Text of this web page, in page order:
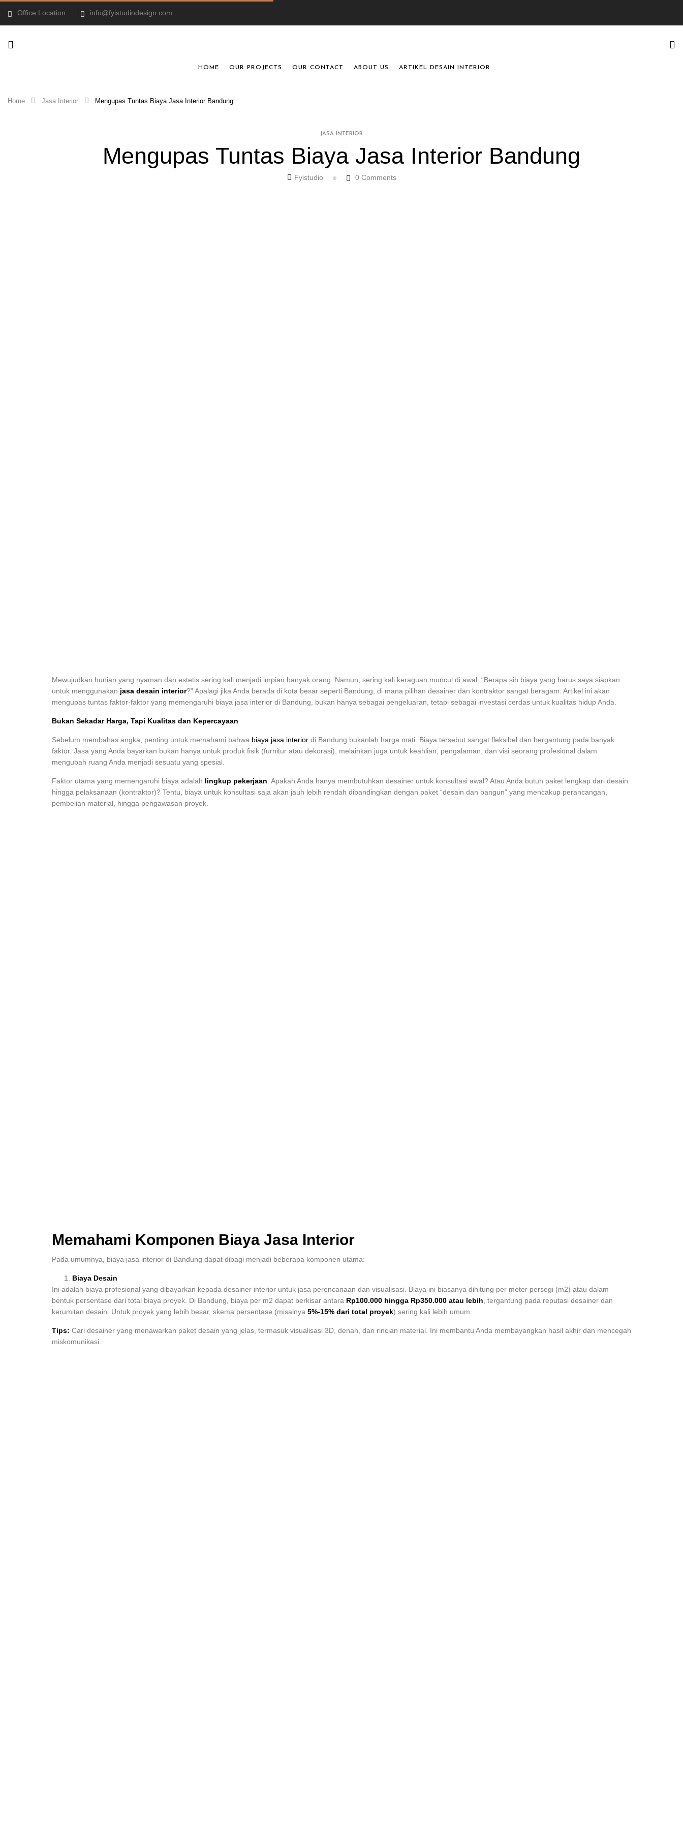
Office Location info@fyistudiodesign.com
HOME OUR PROJECTS OUR CONTACT ABOUT US ARTIKEL DESAIN INTERIOR
Home Jasa Interior Mengupas Tuntas Biaya Jasa Interior Bandung
JASA INTERIOR
Mengupas Tuntas Biaya Jasa Interior Bandung
Fyistudio 0Comments
Mewujudkan hunian yang nyaman dan estetis sering kali menjadi impian banyak orang. Namun, sering kali keraguan muncul di awal: “Berapa sih biaya yang harus saya siapkan
untuk menggunakan jasa desain interior?” Apalagi jika Anda berada di kota besar seperti Bandung, di mana pilihan desainer dan kontraktor sangat beragam. Artikel ini akan
mengupas tuntas faktor-faktor yang memengaruhi biaya jasa interior di Bandung, bukan hanya sebagai pengeluaran, tetapi sebagai investasi cerdas untuk kualitas hidup Anda.
Bukan Sekadar Harga, Tapi Kualitas dan Kepercayaan
Sebelum membahas angka, penting untuk memahami bahwa biaya jasa interior di Bandung bukanlah harga mati. Biaya tersebut sangat fleksibel dan bergantung pada banyak
faktor. Jasa yang Anda bayarkan bukan hanya untuk produk fisik (furnitur atau dekorasi), melainkan juga untuk keahlian, pengalaman, dan visi seorang profesional dalam
mengubah ruang Anda menjadi sesuatu yang spesial.
Faktor utama yang memengaruhi biaya adalah lingkup pekerjaan . Apakah Anda hanya membutuhkan desainer untuk konsultasi awal? Atau Anda butuh paket lengkap dari desain
hingga pelaksanaan (kontraktor)? Tentu, biaya untuk konsultasi saja akan jauh lebih rendah dibandingkan dengan paket “desain dan bangun” yang mencakup perancangan,
pembelian material, hingga pengawasan proyek.
Memahami Komponen Biaya Jasa Interior
Pada umumnya, biaya jasa interior di Bandung dapat dibagi menjadi beberapa komponen utama:
Biaya Desain
Ini adalah biaya profesional yang dibayarkan kepada desainer interior untuk jasa perencanaan dan visualisasi. Biaya ini biasanya dihitung per meter persegi (m2) atau dalam
bentuk persentase dari total biaya proyek. Di Bandung, biaya per m2 dapat berkisar antara Rp100.000 hingga Rp350.000 atau lebih , tergantung pada reputasi desainer dan
kerumitan desain. Untuk proyek yang lebih besar, skema persentase (misalnya 5%-15% dari total proyek) sering kali lebih umum.
Tips: Cari desainer yang menawarkan paket desain yang jelas, termasuk visualisasi 3D, denah, dan rincian material. Ini membantu Anda membayangkan hasil akhir dan mencegah
miskomunikasi.